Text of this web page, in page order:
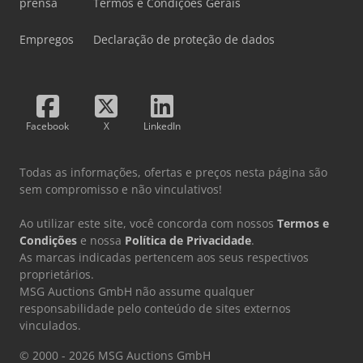
Empregos Declaração de proteção de dados
Facebook X LinkedIn
Todas as informações, ofertas e preços nesta página são
sem compromisso e não vinculativos!
Ao utilizar este site, você concorda com nossos Termos e
Condições e nossa Política de Privacidade.
As marcas indicadas pertencem aos seus respectivos
proprietários.
MSG Auctions GmbH não assume qualquer
responsabilidade pelo conteúdo de sites externos
vinculados.
© 2000 - 2026 MSG Auctions GmbH